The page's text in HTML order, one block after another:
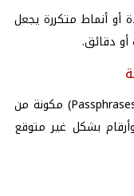
أو أنماط متكررة يجعل
دقائق.
ينصح خبراء الأمن باستخدام “عبارات مرور” (Passphrases) مكونة من
بشكل غير متوقع